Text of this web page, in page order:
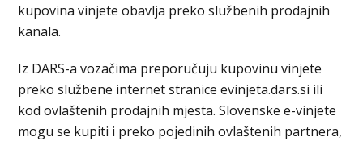
kupovina vinjete obavlja preko službenih prodajnih
kanala.
Iz DARS-a vozačima preporučuju kupovinu vinjete
preko službene internet stranice evinjeta.dars.si ili
kod ovlaštenih prodajnih mjesta. Slovenske e-vinjete
mogu se kupiti i preko pojedinih ovlaštenih partnera,